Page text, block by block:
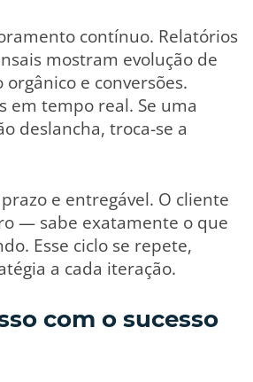
contínuo. Relatórios
mostram evolução de
orgânico e conversões.
em tempo real. Se uma
deslancha, troca-se a
e entregável. O cliente
— sabe exatamente o que
Esse ciclo se repete,
a cada iteração.
com o sucesso